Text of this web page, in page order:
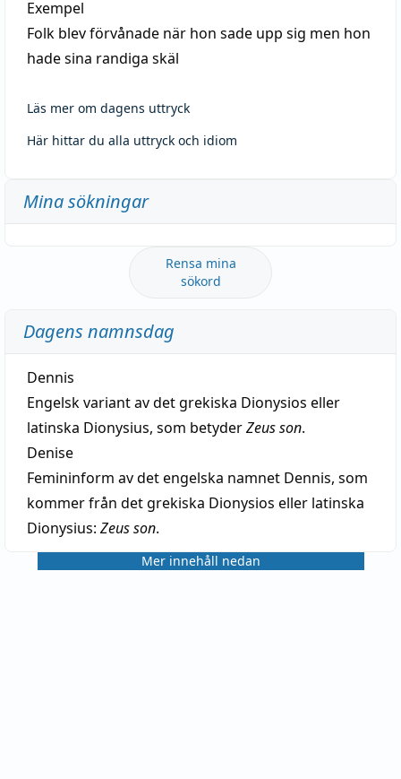
Exempel
Folk blev förvånade när hon sade upp sig men hon
hade sina randiga skäl
Läs mer om dagens uttryck
Här hittar du alla uttryck och idiom
Mina sökningar
Rensa mina
sökord
Dagens namnsdag
Dennis
Engelsk variant av det grekiska Dionysios eller
latinska Dionysius, som betyderZeus son.
Denise
Femininform av det engelska namnet Dennis, som
kommer från det grekiska Dionysios eller latinska
Dionysius: Zeus son.
Mer innehåll nedan